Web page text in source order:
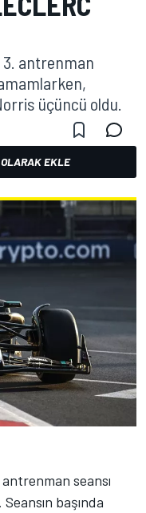
3. antrenman
üçüncü oldu.
EKLE
seansı
başında